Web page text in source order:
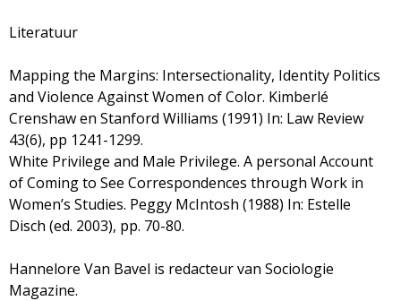
Literatuur
Mapping the Margins: Intersectionality, Identity Politics
and Violence Against Women of Color. Kimberlé
Crenshaw en Stanford Williams (1991) In: Law Review
43(6), pp 1241-1299.
White Privilege and Male Privilege. A personal Account
of Coming to See Correspondences through Work in
Women’s Studies. Peggy McIntosh (1988) In: Estelle
Disch (ed. 2003), pp. 70-80.
Hannelore Van Bavel is redacteur van Sociologie
Magazine.